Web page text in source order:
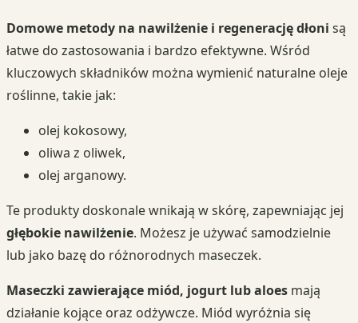
Domowe metody na nawilżenie i regenerację dłoni są
łatwe do zastosowania i bardzo efektywne. Wśród
kluczowych składników można wymienić naturalne oleje
roślinne, takie jak:
olej kokosowy,
oliwa z oliwek,
olej arganowy.
Te produkty doskonale wnikają w skórę, zapewniając jej
głębokie nawilżenie. Możesz je używać samodzielnie
lub jako bazę do różnorodnych maseczek.
Maseczki zawierające miód, jogurt lub aloes mają
działanie kojące oraz odżywcze. Miód wyróżnia się